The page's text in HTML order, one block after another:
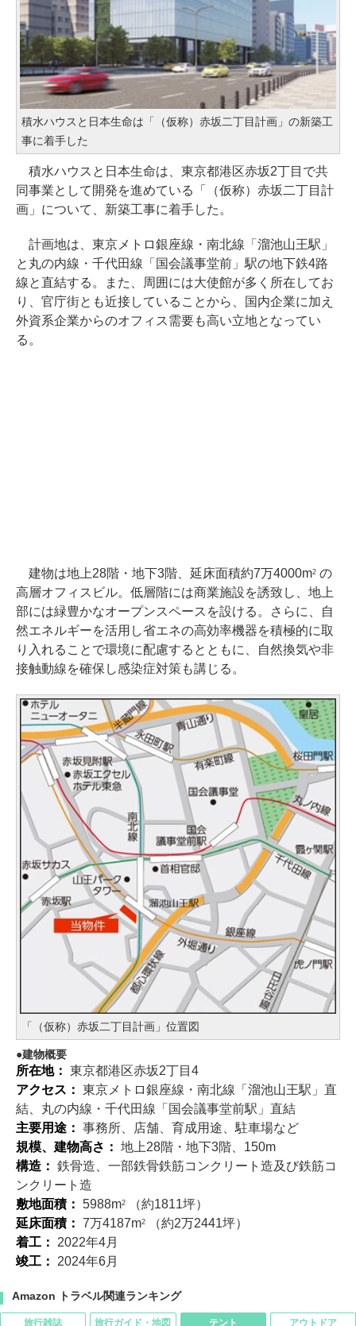
積水ハウスと日本生命は「（仮称）赤坂二丁目計画」の新築工
事に着手した
積水ハウスと日本生命は、東京都港区赤坂2丁目で共
同事業として開発を進めている「（仮称）赤坂二丁目計
画」について、新築工事に着手した。
計画地は、東京メトロ銀座線・南北線「溜池山王駅」
と丸の内線・千代田線「国会議事堂前」駅の地下鉄4路
線と直結する。また、周囲には大使館が多く所在してお
り、官庁街とも近接していることから、国内企業に加え
外資系企業からのオフィス需要も高い立地となってい
る。
建物は地上28階・地下3階、延床面積約7万4000m2の
高層オフィスビル。低層階には商業施設を誘致し、地上
部には緑豊かなオープンスペースを設ける。さらに、自
然エネルギーを活用し省エネの高効率機器を積極的に取
り入れることで環境に配慮するとともに、自然換気や非
接触動線を確保し感染症対策も講じる。
「（仮称）赤坂二丁目計画」位置図
建物概要
所在地： 東京都港区赤坂2丁目4
アクセス： 東京メトロ銀座線・南北線「溜池山王駅」直
結、丸の内線・千代田線「国会議事堂前駅」直結
主要用途： 事務所、店舗、育成用途、駐車場など
規模、建物高さ： 地上28階・地下3階、150m
構造： 鉄骨造、一部鉄骨鉄筋コンクリート造及び鉄筋コ
ンクリート造
敷地面積： 5988m2（約1811坪）
延床面積： 7万4187m2（約2万2441坪）
着工： 2022年4月
竣工： 2024年6月
Amazon トラベル関連ランキング
旅行雑誌 旅行ガイド・地図 テント アウトドア